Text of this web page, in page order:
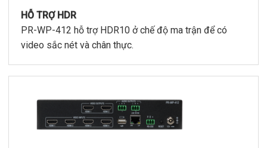
HỖ TRỢ HDR
PR-WP-412 hỗ trợ HDR10 ở chế độ ma trận để có
video sắc nét và chân thực.